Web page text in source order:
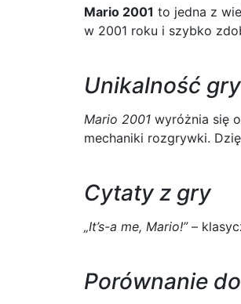
Mario 2001 to jedna z
w 2001 roku i szybko
Unikalność gry
Mario 2001 wyróżnia się
mechaniki rozgrywki.
Cytaty z gry
„It’s-a me, Mario!”–
Porównanie